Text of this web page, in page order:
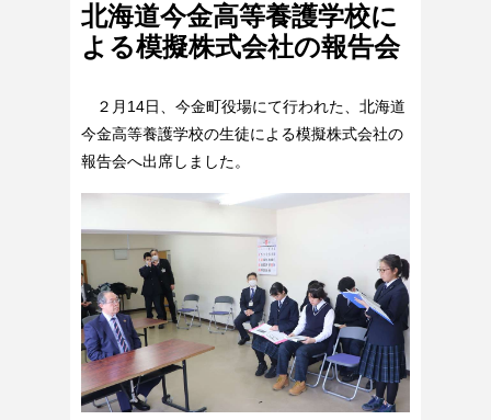
北海道今金高等養護学校に
よる模擬株式会社の報告会
２月14日、今金町役場にて行われた、北海道
今金高等養護学校の生徒による模擬株式会社の
報告会へ出席しました。